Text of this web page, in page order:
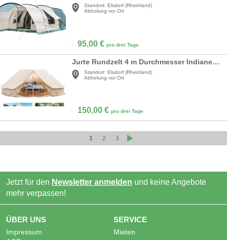
Standort: Elsdorf (Rheinland)
Abholung vor Ort
95,00 € pro drei Tage
Jurte Rundzelt 4 m Durchmesser Indianerzelt Glampingzelt Campingzelt wasserdicht Gruppenzelte
Standort: Elsdorf (Rheinland)
Abholung vor Ort
150,00 € pro drei Tage
1 2 3
Jetzt für den Newsletter anmelden und keine Angebote
mehr verpassen!
ÜBER UNS
Impressum
SERVICE
Mieten